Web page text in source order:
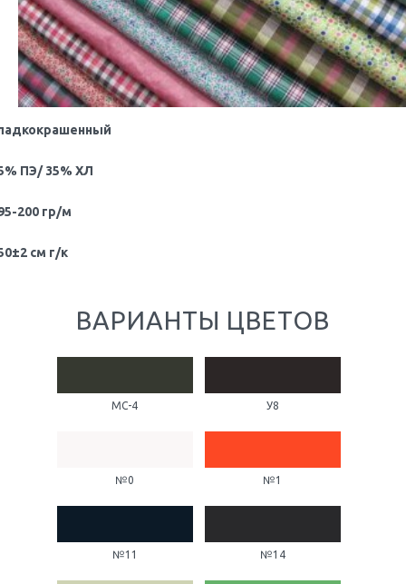
ПЭ/ 35% ХЛ
200 гр/м
см г/к
ВАРИАНТЫ ЦВЕТОВ
МС-4 У8
№0 №1
№11 №14